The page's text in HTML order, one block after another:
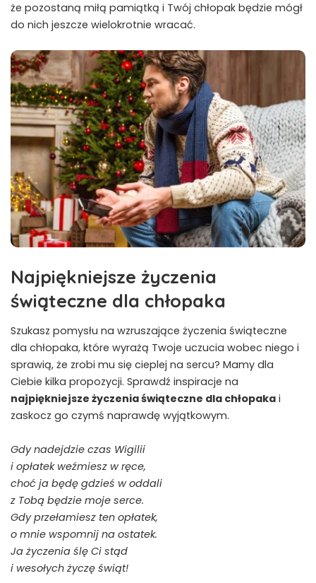
że pozostaną miłą pamiątką i Twój chłopak będzie mógł
do nich jeszcze wielokrotnie wracać.
Najpiękniejsze życzenia
świąteczne dla chłopaka
Szukasz pomysłu na wzruszające życzenia świąteczne
dla chłopaka, które wyrażą Twoje uczucia wobec niego i
sprawią, że zrobi mu się cieplej na sercu? Mamy dla
Ciebie kilka propozycji. Sprawdź inspiracje na
najpiękniejsze życzenia świąteczne dla chłopaka i
zaskocz go czymś naprawdę wyjątkowym.
Gdy nadejdzie czas Wigilii
i opłatek weźmiesz w ręce,
choć ja będę gdzieś w oddali
z Tobą będzie moje serce.
Gdy przełamiesz ten opłatek,
o mnie wspomnij na ostatek.
Ja życzenia ślę Ci stąd
i wesołych życzę świąt!